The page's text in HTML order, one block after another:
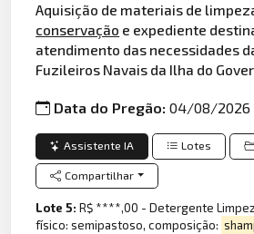
Aquisição de materiais de
conservação e expediente
atendimento das necessidades
Fuzileiros Navais da Ilha do
Data do Pregão:04/08/2026
Assistente IA Lotes
Compartilhar
Lote 5:R$ ****,00 - Detergente
físico: semipastoso, composição: